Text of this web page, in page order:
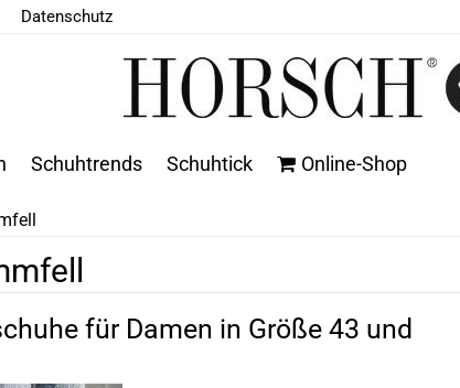
Datenschutz
Schuhtrends Schuhtick Online-Shop
für Damen in Größe 43 und